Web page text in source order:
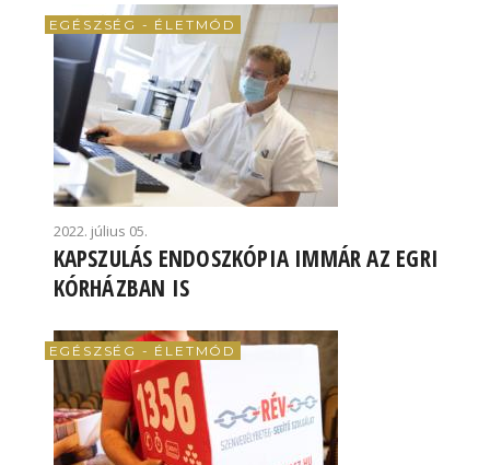
EGÉSZSÉG - ÉLETMÓD
2022. július 05.
KAPSZULÁS ENDOSZKÓPIA IMMÁR AZ EGRI
KÓRHÁZBAN IS
EGÉSZSÉG - ÉLETMÓD